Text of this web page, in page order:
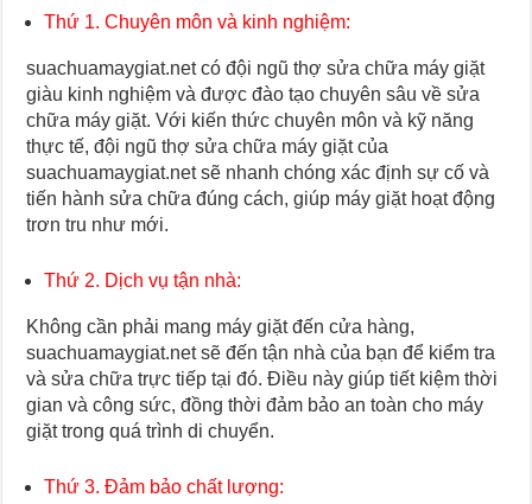
Thứ 1. Chuyên môn và kinh nghiệm:
suachuamaygiat.net có đội ngũ thợ sửa chữa máy giặt
giàu kinh nghiệm và được đào tạo chuyên sâu về sửa
chữa máy giặt. Với kiến thức chuyên môn và kỹ năng
thực tế, đội ngũ thợ sửa chữa máy giặt của
suachuamaygiat.net sẽ nhanh chóng xác định sự cố và
tiến hành sửa chữa đúng cách, giúp máy giặt hoạt động
trơn tru như mới.
Thứ 2. Dịch vụ tận nhà:
Không cần phải mang máy giặt đến cửa hàng,
suachuamaygiat.net sẽ đến tận nhà của bạn để kiểm tra
và sửa chữa trực tiếp tại đó. Điều này giúp tiết kiệm thời
gian và công sức, đồng thời đảm bảo an toàn cho máy
giặt trong quá trình di chuyển.
Thứ 3. Đảm bảo chất lượng: